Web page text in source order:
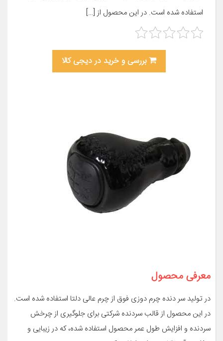
استفاده شده است. در این محصول از […]
بررسی و خرید در دیجی کالا
معرفی محصول
در تولید سر دنده چرم دوزی فوق از چرم عالی دلتا استفاده شده است.
در این محصول از قالب سردنده شرکتی برای جلوگیری از چرخش
سردنده و افزایش طول عمر محصول استفاده شده، که در زیبایی و